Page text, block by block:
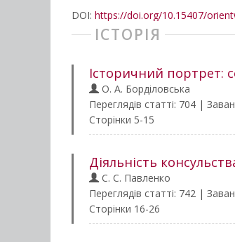
DOI: https://doi.org/10.15407/
ІСТОРІЯ
Історичний портрет:
О. А. Борділовська
Переглядів статті: 704 |
Сторінки 5-15
Діяльність
С. С. Павленко
Переглядів статті: 742 |
Сторінки 16-26